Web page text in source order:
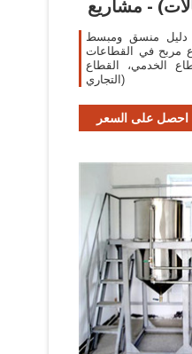
دليل منسق ومبسط
مشروع مربح في القطاعات
الخدمي، القطاع
التجاري)
احصل على السعر